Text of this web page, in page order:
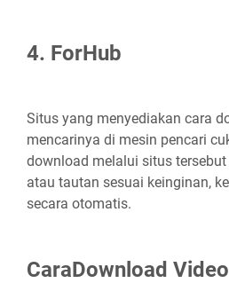
4. ForHub
Situs yang menyediakan cara
mencarinya di mesin pencari
download melalui situs
atau tautan sesuai keinginan,
secara otomatis.
CaraDownload